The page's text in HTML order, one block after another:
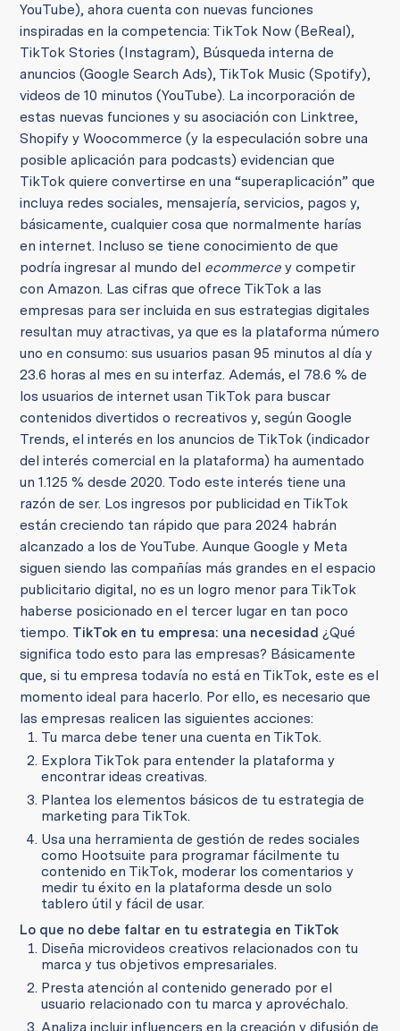
YouTube), ahora cuenta con nuevas funciones
inspiradas en la competencia: TikTok Now (BeReal),
TikTok Stories (Instagram), Búsqueda interna de
anuncios (Google Search Ads), TikTok Music (Spotify),
videos de 10 minutos (YouTube). La incorporación de
estas nuevas funciones y su asociación con Linktree,
Shopify y Woocommerce (y la especulación sobre una
posible aplicación para podcasts) evidencian que
TikTok quiere convertirse en una “superaplicación” que
incluya redes sociales, mensajería, servicios, pagos y,
básicamente, cualquier cosa que normalmente harías
en internet. Incluso se tiene conocimiento de que
podría ingresar al mundo del ecommerce y competir
con Amazon. Las cifras que ofrece TikTok a las
empresas para ser incluida en sus estrategias digitales
resultan muy atractivas, ya que es la plataforma número
uno en consumo: sus usuarios pasan 95 minutos al día y
23.6 horas al mes en su interfaz. Además, el 78.6 % de
los usuarios de internet usan TikTok para buscar
contenidos divertidos o recreativos y, según Google
Trends, el interés en los anuncios de TikTok (indicador
del interés comercial en la plataforma) ha aumentado
un 1.125 % desde 2020. Todo este interés tiene una
razón de ser. Los ingresos por publicidad en TikTok
están creciendo tan rápido que para 2024 habrán
alcanzado a los de YouTube. Aunque Google y Meta
siguen siendo las compañías más grandes en el espacio
publicitario digital, no es un logro menor para TikTok
haberse posicionado en el tercer lugar en tan poco
tiempo. TikTok en tu empresa: una necesidad ¿Qué
significa todo esto para las empresas? Básicamente
que, si tu empresa todavía no está en TikTok, este es el
momento ideal para hacerlo. Por ello, es necesario que
las empresas realicen las siguientes acciones:
Tu marca debe tener una cuenta en TikTok.
Explora TikTok para entender la plataforma y
encontrar ideas creativas.
Plantea los elementos básicos de tu estrategia de
marketing para TikTok.
Usa una herramienta de gestión de redes sociales
como Hootsuite para programar fácilmente tu
contenido en TikTok, moderar los comentarios y
medir tu éxito en la plataforma desde un solo
tablero útil y fácil de usar.
Lo que no debe faltar en tu estrategia en TikTok
Diseña microvideos creativos relacionados con tu
marca y tus objetivos empresariales.
Presta atención al contenido generado por el
usuario relacionado con tu marca y aprovéchalo.
Analiza incluir influencers en la creación y difusión de